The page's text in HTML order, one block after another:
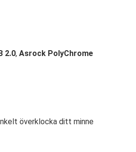
2.0, Asrock PolyChrome
överklocka ditt minne